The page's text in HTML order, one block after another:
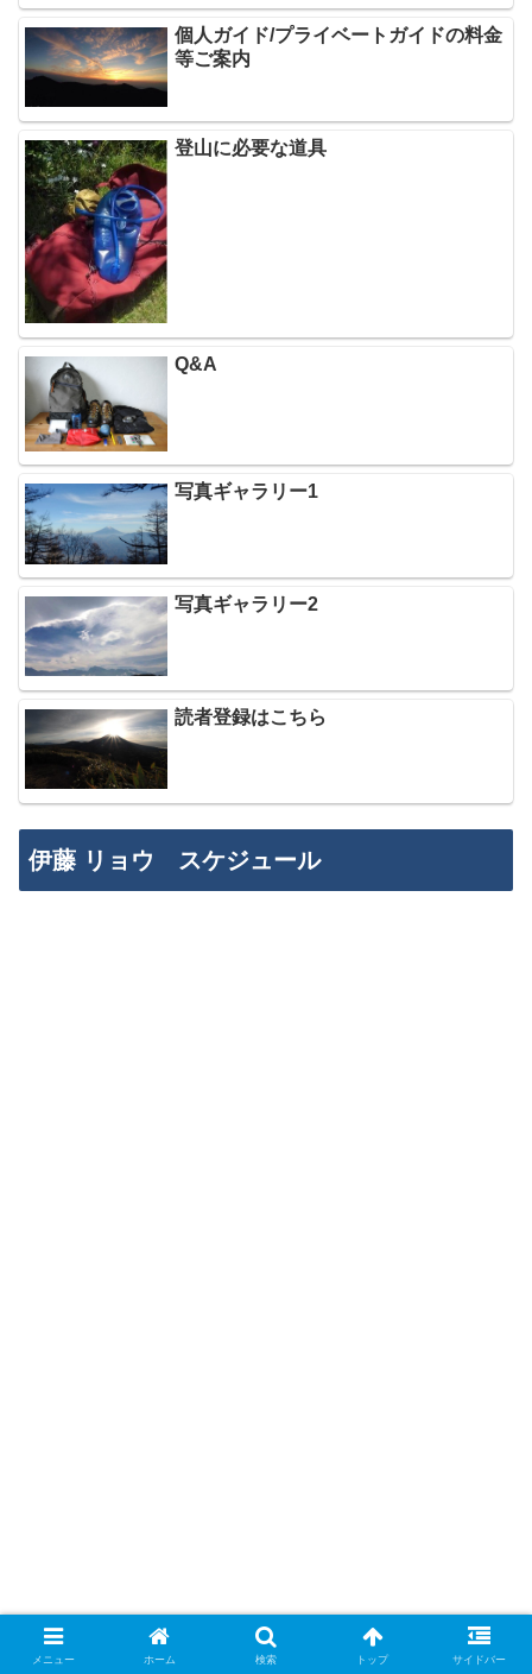
個人ガイド/プライベートガイドの料金
等ご案内
登山に必要な道具
Q&A
写真ギャラリー1
写真ギャラリー2
読者登録はこちら
伊藤 リョウ スケジュール
メニュー ホーム 検索 トップ サイドバー